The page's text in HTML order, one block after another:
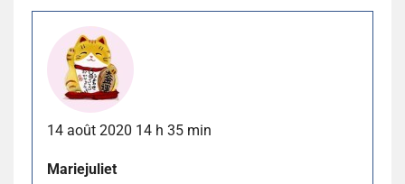
14 août 2020 14 h 35 min
Mariejuliet